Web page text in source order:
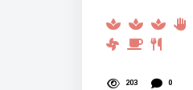
203 0